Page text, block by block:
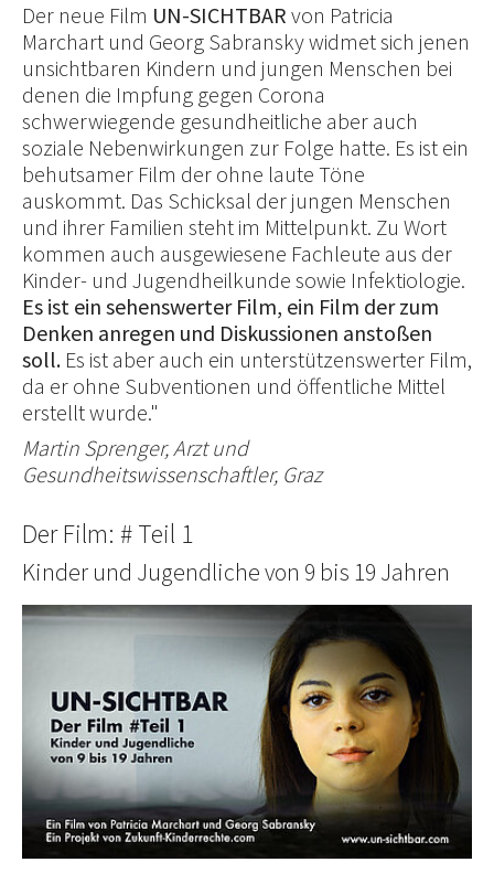
Der neue Film UN-SICHTBAR von Patricia
Marchart und Georg Sabransky widmet sich jenen
unsichtbaren Kindern und jungen Menschen bei
denen die Impfung gegen Corona
schwerwiegende gesundheitliche aber auch
soziale Nebenwirkungen zur Folge hatte. Es ist ein
behutsamer Film der ohne laute Töne
auskommt. Das Schicksal der jungen Menschen
und ihrer Familien steht im Mittelpunkt. Zu Wort
kommen auch ausgewiesene Fachleute aus der
Kinder- und Jugendheilkunde sowie Infektiologie.
Es ist ein sehenswerter Film, ein Film der zum
Denken anregen und Diskussionen anstoßen
soll. Es ist aber auch ein unterstützenswerter Film,
da er ohne Subventionen und öffentliche Mittel
erstellt wurde."
Martin Sprenger, Arzt und
Gesundheitswissenschaftler, Graz
Der Film: # Teil 1
Kinder und Jugendliche von 9 bis 19 Jahren